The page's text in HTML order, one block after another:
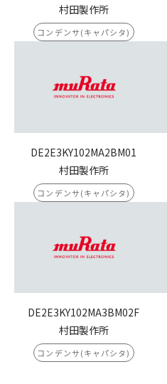
村田製作所
コンデンサ(キャパシタ)
DE2E3KY102MA2BM01
村田製作所
コンデンサ(キャパシタ)
DE2E3KY102MA3BM02F
村田製作所
コンデンサ(キャパシタ)